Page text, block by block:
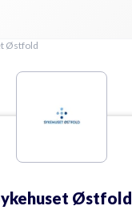
Østfold
Østfold